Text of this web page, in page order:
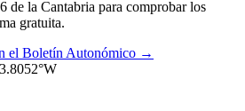
de la Cantabria para comprobar los
gratuita.
el Boletín Autonómico →
°W